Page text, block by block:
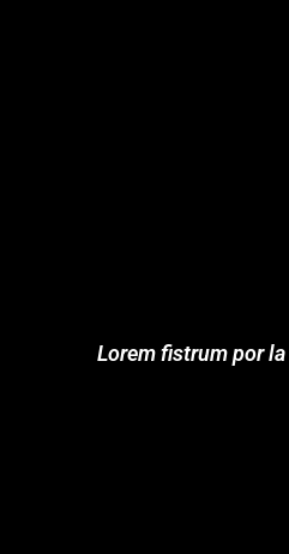
Lorem fistrum por